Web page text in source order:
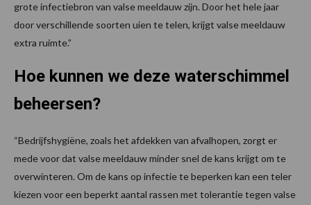
grote infectiebron van valse meeldauw zijn. Door het hele jaar
door verschillende soorten uien te telen, krijgt valse meeldauw
extra ruimte.”
Hoe kunnen we deze waterschimmel
beheersen?
“Bedrijfshygiëne, zoals het afdekken van afvalhopen, zorgt er
mede voor dat valse meeldauw minder snel de kans krijgt om te
overwinteren. Om de kans op infectie te beperken kan een teler
kiezen voor een beperkt aantal rassen met tolerantie tegen valse